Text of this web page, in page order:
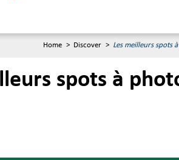
Home > Discover > Les meilleurs spots
spots à